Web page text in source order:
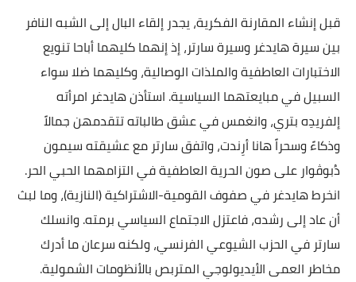
قبل إنشاء المقارنة الفكرية، يجدر إلقاء البال إلى الشبه النافر
بين سيرة هايدغر وسيرة سارتر، إذ إنهما كليهما أباحا تنويع
الاختبارات العاطفية والملذات الوصالية، وكليهما ضلا سواء
السبيل في مبايعتهما السياسية. استأذن هايدغر امرأته
إلفريدِه بتري، وانغمس في عشق طالباته تتقدمهن جمالاً
وذكاءً وسحراً هانا أرِندت، واتفق سارتر مع عشيقته سيمون
دُبوڤوار على صون الحرية العاطفية في التزامهما الحبي الحر.
انخرط هايدغر في صفوف القومية-الاشتراكية (النازية)، وما لبث
أن عاد إلى رشده، فاعتزل الاجتماع السياسي برمته. وانسلك
سارتر في الحزب الشيوعي الفرنسي، ولكنه سرعان ما أدرك
مخاطر العمى الأيديولوجي المتربص بالأنظومات الشمولية.